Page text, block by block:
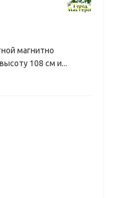
магнитно
108 см и...